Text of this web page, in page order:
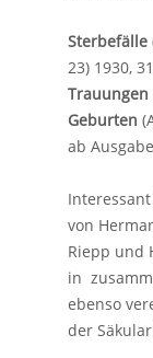
Sterbefälle
23) 1930,
Trauungen
Geburten
ab
von
Riepp und
in
ebenso
der